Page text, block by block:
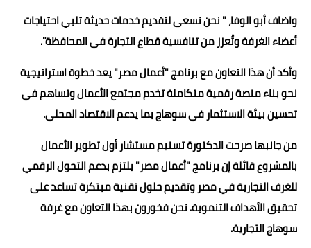
واضاف أبو الوفا، " نحن نسعى لتقديم خدمات حديثة تلبي احتياجات
أعضاء الغرفة وتُعزز من تنافسية قطاع التجارة في المحافظة".
وأكد أن هذا التعاون مع برنامج "أعمال مصر" يعد خطوة استراتيجية
نحو بناء منصة رقمية متكاملة تخدم مجتمع الأعمال وتساهم في
تحسين بيئة الاستثمار في سوهاج بما يدعم الاقتصاد المحلي.
من جانبها صرحت الدكتورة تسنيم مستشار أول تطوير الأعمال
بالمشروع قائلة إن برنامج "أعمال مصر" يلتزم بدعم التحول الرقمي
للغرف التجارية في مصر وتقديم حلول تقنية مبتكرة تساعد على
تحقيق الأهداف التنموية. نحن فخورون بهذا التعاون مع غرفة
سوهاج التجارية.